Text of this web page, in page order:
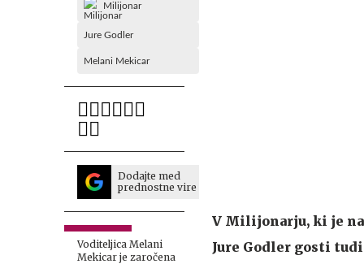
Milijonar
Jure Godler
Melani Mekicar
Dodajte med
prednostne vire
Voditeljica Melani
Mekicar je zaročena
V Milijonarju, ki je na
Jure Godler gosti